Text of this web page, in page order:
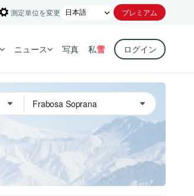
測定単位を変更 プレミアム
ニュース 写真 私雪 ログイン